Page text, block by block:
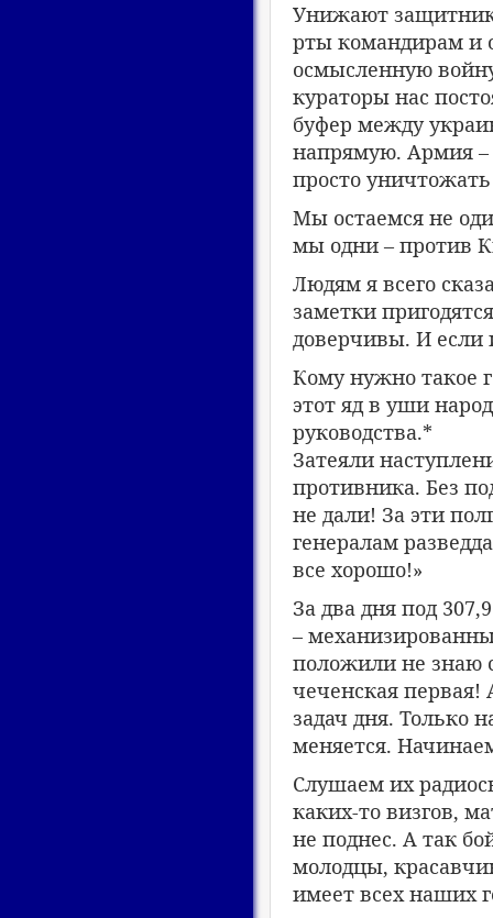
Унижают
рты командирам и
осмысленную
кураторы нас
буфер между
напрямую. Армия –
просто уничтожать
Мы остаемся не
мы одни – против
Людям я всего
заметки
доверчивы. И если
Кому нужно такое
этот яд в уши
руководства.*
Затеяли
противника. Без
не дали! За эти
генералам
все хорошо!»
За два дня под
–
положили не знаю
чеченская первая!
задач дня. Только
меняется.
Слушаем их
каких-то визгов,
не поднес. А так
молодцы,
имеет всех наших